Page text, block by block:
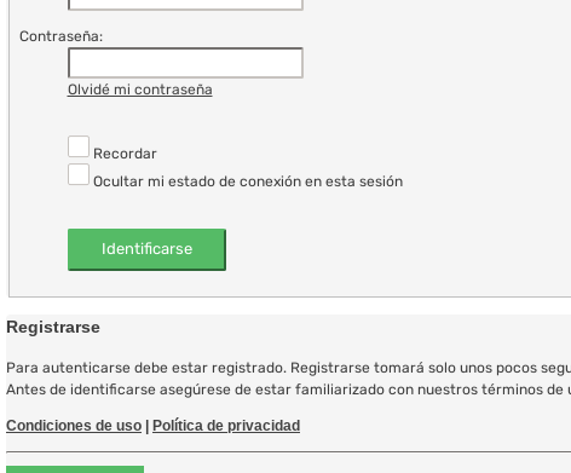
Contraseña:
Olvidé mi contraseña
Recordar
Ocultar mi estado de conexión en esta sesión
Registrarse
Para autenticarse debe estar registrado. Registrarse tomará solo unos pocos
Antes de identificarse asegúrese de estar familiarizado con nuestros términos
Condiciones de uso Política de privacidad